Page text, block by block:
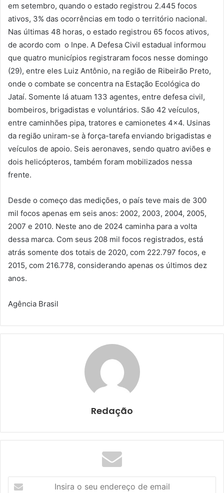
em setembro, quando o estado registrou 2.445 focos
ativos, 3% das ocorrências em todo o território nacional.
Nas últimas 48 horas, o estado registrou 65 focos ativos,
de acordo com o Inpe. A Defesa Civil estadual informou
que quatro municípios registraram focos nesse domingo
(29), entre eles Luiz Antônio, na região de Ribeirão Preto,
onde o combate se concentra na Estação Ecológica do
Jataí. Somente lá atuam 133 agentes, entre defesa civil,
bombeiros, brigadistas e voluntários. São 42 veículos,
entre caminhões pipa, tratores e camionetes 4×4. Usinas
da região uniram-se à força-tarefa enviando brigadistas e
veículos de apoio. Seis aeronaves, sendo quatro aviões e
dois helicópteros, também foram mobilizados nessa
frente.
Desde o começo das medições, o país teve mais de 300
mil focos apenas em seis anos: 2002, 2003, 2004, 2005,
2007 e 2010. Neste ano de 2024 caminha para a volta
dessa marca. Com seus 208 mil focos registrados, está
atrás somente dos totais de 2020, com 222.797 focos, e
2015, com 216.778, considerando apenas os últimos dez
anos.
Agência Brasil
Redação